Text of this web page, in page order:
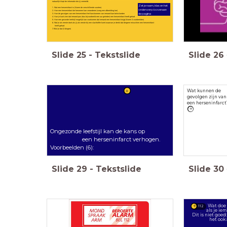
natuurlijk klopt de informatie die jij vermeldt.
1. Wat een herseninfarct is (Noem de verschillende soorten).
2. Hoe een herseninfarct de hersenen kan veranderen (voeg een afbeelding toe)
3. Hoe de gevolgen van een herseninfarct het functioneren van iemand kan beïnvloeden
4. Hoe je kunt zien dat iemand pas (dus bijvoorbeeld een uur geleden) een herseninfarct heeft gehad
5. Hoe een gezonde leefstijl mogelijk kan voorkomen dat iemand een herseninfarct krijgt (Noem 3 voorbeelden)
6. Wat je als eerste doet als jij als eerste bij een slachtoffer komt waarvan je denkt dat diegene misschien een herseninfarct
heeft gehad
7. Wist je dat (3 dingen)
Zet je naam, klas en het
onderwerp bovenaan
de pagina
Slide 25 - Tekstslide Slide 26
Ongezonde leefstijl kan de kans op
een herseninfarct verhogen.
Voorbeelden (6):
Slide 29 - Tekstslide
Wat kunnen de
gevolgen zijn van
een
Slide 30
Wat doe
als je
Dit is niet
het ook
112